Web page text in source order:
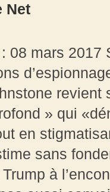
Net
08 mars 2017
revient
» qui
en
sans
à